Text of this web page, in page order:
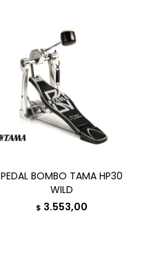
PEDAL BOMBO TAMA HP30
WILD
$ 3.553,00